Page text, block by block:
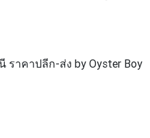
ราคาปลีก-ส่ง by Oyster Boy